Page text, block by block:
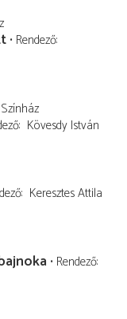
Rendező
Kövesdy István
Keresztes Attila
Rendező